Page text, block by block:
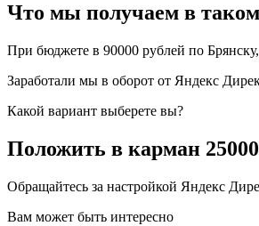
Что мы получаем в
При бюджете в 90000 рублей по
Заработали мы в оборот от Яндекс
Какой вариант выберете вы?
Положить в карман
Обращайтесь за настройкой Яндекс
Вам может быть интересно